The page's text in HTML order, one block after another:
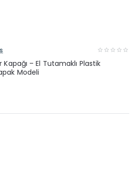
– El Tutamaklı Plastik
Modeli